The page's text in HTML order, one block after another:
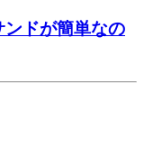
ドが簡単なの